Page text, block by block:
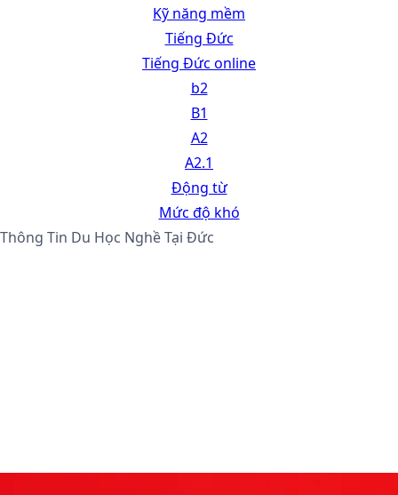
Kỹ năng mềm
Tiếng Đức
Tiếng Đức online
b2
B1
A2
A2.1
Động từ
Mức độ khó
Thông Tin Du Học Nghề Tại Đức